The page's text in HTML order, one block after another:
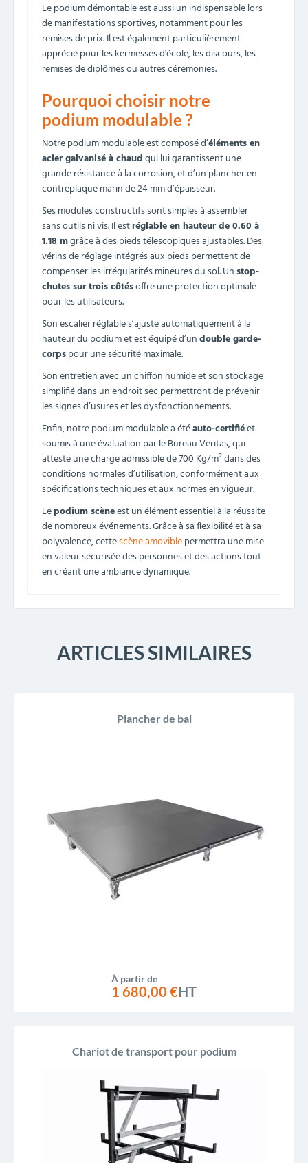
Le podium démontable est aussi un indispensable lors
de manifestations sportives, notamment pour les
remises de prix. Il est également particulièrement
apprécié pour les kermesses d'école, les discours, les
remises de diplômes ou autres cérémonies.
Pourquoi choisir notre
podium modulable ?
Notre podium modulable est composé d’éléments en
acier galvanisé à chaudqui lui garantissent une
grande résistance à la corrosion, et d’un plancher en
contreplaqué marin de 24 mm d’épaisseur.
Ses modules constructifs sont simples à assembler
sans outils ni vis. Il estréglable en hauteur de 0.60 à
1.18 mgrâce à des pieds télescopiques ajustables. Des
vérins de réglage intégrés aux pieds permettent de
compenser les irrégularités mineures du sol. Unstop-
chutes sur trois côtésoffre une protection optimale
pour les utilisateurs.
Son escalier réglable s’ajuste automatiquement à la
hauteur du podium et est équipé d’undouble garde-
corpspour une sécurité maximale.
Son entretien avec un chiffon humide et son stockage
simplifié dans un endroit sec permettront de prévenir
les signes d’usures et les dysfonctionnements.
Enfin, notre podium modulable a étéauto-certifiéet
soumis à une évaluation par le Bureau Veritas, qui
atteste une charge admissible de 700 Kg/m² dans des
conditions normales d’utilisation, conformément aux
spécifications techniques et aux normes en vigueur.
Lepodium scèneest un élément essentiel à la réussite
de nombreux événements. Grâce à sa flexibilité et à sa
polyvalence, cettescène amoviblepermettra une mise
en valeur sécurisée des personnes et des actions tout
en créant une ambiance dynamique.
ARTICLES SIMILAIRES
Plancher de bal
À partir de
1 680,00 €HT
Chariot de transport pour podium